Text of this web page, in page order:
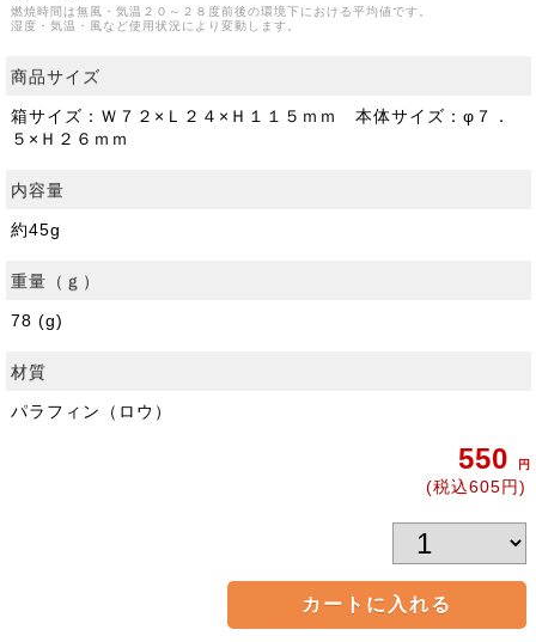
燃焼時間は無風・気温２０～２８度前後の環境下における平均値です。
湿度・気温・風など使用状況により変動します。
商品サイズ
箱サイズ：Ｗ７２×Ｌ２４×Ｈ１１５ｍｍ 本体サイズ：φ７．
５×Ｈ２６ｍｍ
内容量
約45g
重量（ｇ）
78 (g)
材質
パラフィン（ロウ）
550 円
(税込605円)